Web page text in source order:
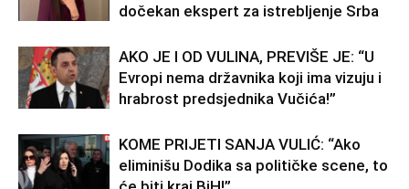
dočekan ekspert za istrebljenje Srba
AKO JE I OD VULINA, PREVIŠE JE: “U
Evropi nema državnika koji ima vizuju i
hrabrost predsjednika Vučića!”
KOME PRIJETI SANJA VULIĆ: “Ako
eliminišu Dodika sa političke scene, to